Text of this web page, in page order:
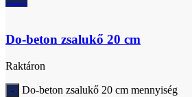
Ajánlatkérés
Do-beton zsalukő 20 cm
Raktáron
Do-beton zsalukő 20 cm mennyiség